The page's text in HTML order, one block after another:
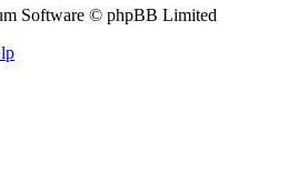
Software © phpBB Limited